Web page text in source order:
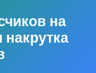
на
накрутка